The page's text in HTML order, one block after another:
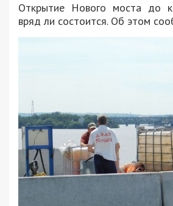
Открытие Нового моста до
вряд ли состоится. Об этом